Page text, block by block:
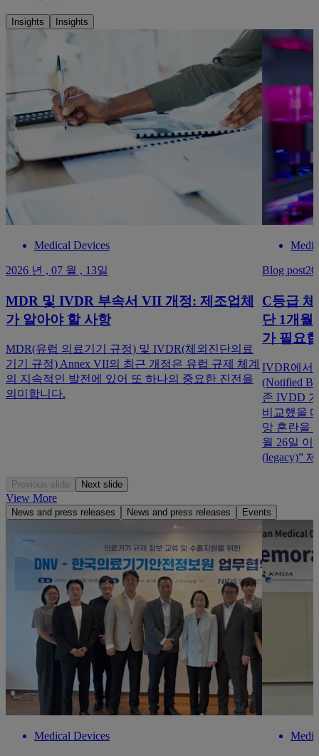
Insights Insights
Medical Devices
2026 년 , 07 월 , 13일
MDR 및 IVDR 부속서 VII 개정: 제조업체
가 알아야 할 사항
MDR(유럽 의료기기 규정) 및 IVDR(체외진단의료
기기 규정) Annex VII의 최근 개정은 유럽 규제 체계
의 지속적인 발전에 있어 또 하나의 중요한 진전을
의미합니다.
Blog post
C등급
단 1개월
가 필요
IVDR에서
(Notified
존 IVDD
비교했을
망 혼란을
월 26일 이
(legacy)”
Previous slide Next slide
View More
News and press releases News and press releases Events
Medical Devices